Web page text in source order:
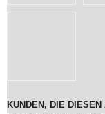
KUNDEN, DIE